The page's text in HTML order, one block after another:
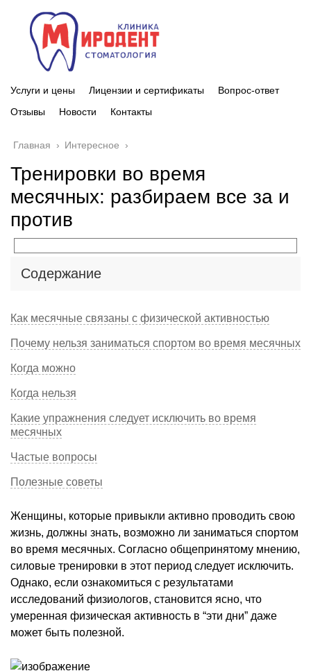
Услуги и цены Лицензии и сертификаты
Вопрос-ответ
Отзывы
Новости Контакты
Главная › Интересное ›
Тренировки во время
месячных: разбираем все за и
против
Содержание
Как месячные связаны с физической активностью
Почему нельзя заниматься спортом во время месячных
Когда можно
Когда нельзя
Какие упражнения следует исключить во время
месячных
Частые вопросы
Полезные советы
Женщины, которые привыкли активно проводить свою
жизнь, должны знать, возможно ли заниматься спортом
во время месячных. Согласно общепринятому мнению,
силовые тренировки в этот период следует исключить.
Однако, если ознакомиться с результатами
исследований физиологов, становится ясно, что
умеренная физическая активность в “эти дни” даже
может быть полезной.